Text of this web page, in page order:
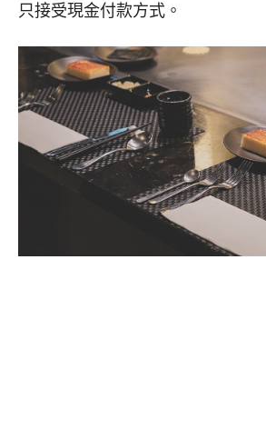
只接受現金付款方式。